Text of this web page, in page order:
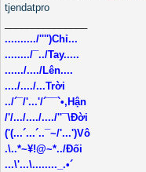
tjendatpro
........../'''')Chỉ...
......../¯../Tay.....
....../..../Lên....
..../..../...Trời
../´¯/'...'/´¯¯`•,Hận
/'/.../..../..../''¯\Đời
('(...´...´..¯~/'...')Vô
.\..*~¥!@~*../Đối
...\'...\........_.•´